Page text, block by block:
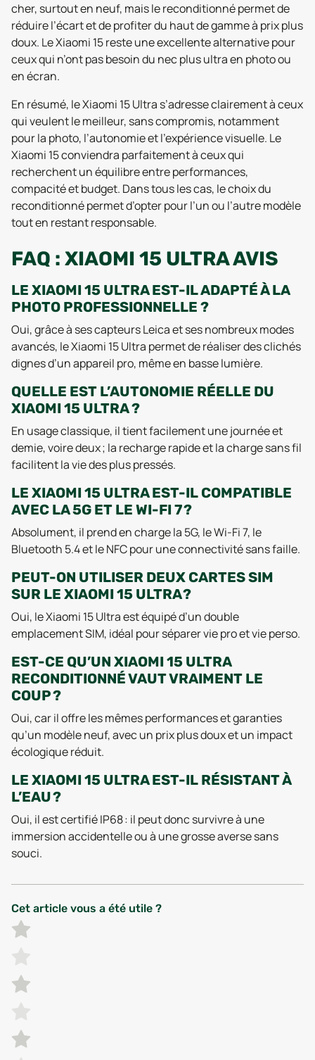
cher, surtout en neuf, mais le reconditionné permet de
réduire l’écart et de profiter du haut de gamme à prix plus
doux. Le Xiaomi 15 reste une excellente alternative pour
ceux qui n’ont pas besoin du nec plus ultra en photo ou
en écran.
En résumé, le Xiaomi 15 Ultra s’adresse clairement à ceux
qui veulent le meilleur, sans compromis, notamment
pour la photo, l’autonomie et l’expérience visuelle. Le
Xiaomi 15 conviendra parfaitement à ceux qui
recherchent un équilibre entre performances,
compacité et budget. Dans tous les cas, le choix du
reconditionné permet d’opter pour l’un ou l’autre modèle
tout en restant responsable.
FAQ : XIAOMI 15 ULTRA AVIS
LE XIAOMI 15 ULTRA EST-IL ADAPTÉ À LA
PHOTO PROFESSIONNELLE ?
Oui, grâce à ses capteurs Leica et ses nombreux modes
avancés, le Xiaomi 15 Ultra permet de réaliser des clichés
dignes d’un appareil pro, même en basse lumière.
QUELLE EST L’AUTONOMIE RÉELLE DU
XIAOMI 15 ULTRA ?
En usage classique, il tient facilement une journée et
demie, voire deux ; la recharge rapide et la charge sans fil
facilitent la vie des plus pressés.
LE XIAOMI 15 ULTRA EST-IL COMPATIBLE
AVEC LA 5G ET LE WI-FI 7 ?
Absolument, il prend en charge la 5G, le Wi-Fi 7, le
Bluetooth 5.4 et le NFC pour une connectivité sans faille.
PEUT-ON UTILISER DEUX CARTES SIM
SUR LE XIAOMI 15 ULTRA ?
Oui, le Xiaomi 15 Ultra est équipé d’un double
emplacement SIM, idéal pour séparer vie pro et vie perso.
EST-CE QU’UN XIAOMI 15 ULTRA
RECONDITIONNÉ VAUT VRAIMENT LE
COUP ?
Oui, car il offre les mêmes performances et garanties
qu’un modèle neuf, avec un prix plus doux et un impact
écologique réduit.
LE XIAOMI 15 ULTRA EST-IL RÉSISTANT À
L’EAU ?
Oui, il est certifié IP68 : il peut donc survivre à une
immersion accidentelle ou à une grosse averse sans
souci.
Cet article vous a été utile ?